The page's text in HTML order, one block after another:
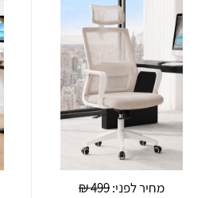
מחיר לפני:499 ₪